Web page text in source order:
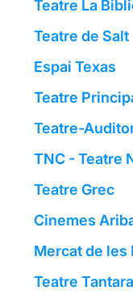
Teatre La
Teatre de Salt
Espai Texas
Teatre
Teatre-
TNC - Teatre
Teatre Grec
Cinemes
Mercat de les
Teatre